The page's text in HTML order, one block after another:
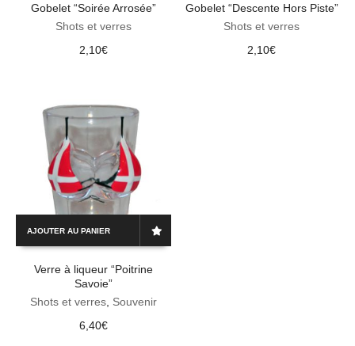
Gobelet “Soirée Arrosée”
Shots et verres
2,10€
Gobelet “Descente Hors Piste”
Shots et verres
2,10€
AJOUTER AU PANIER
Verre à liqueur “Poitrine
Savoie”
Shots et verres, Souvenir
6,40€